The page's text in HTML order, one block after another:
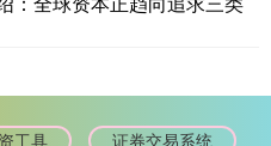
工具 证券交易系统